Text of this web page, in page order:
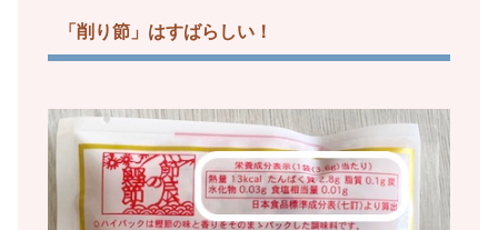
「削り節」はすばらしい！